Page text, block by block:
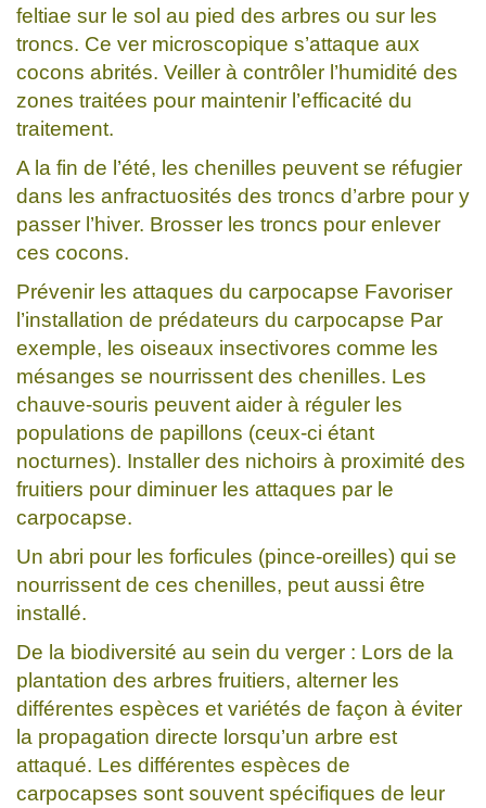
feltiae sur le sol au pied des arbres ou sur les
troncs. Ce ver microscopique s’attaque aux
cocons abrités. Veiller à contrôler l’humidité des
zones traitées pour maintenir l’efficacité du
traitement.
A la fin de l’été, les chenilles peuvent se réfugier
dans les anfractuosités des troncs d’arbre pour y
passer l’hiver. Brosser les troncs pour enlever
ces cocons.
Prévenir les attaques du carpocapse Favoriser
l’installation de prédateurs du carpocapse Par
exemple, les oiseaux insectivores comme les
mésanges se nourrissent des chenilles. Les
chauve-souris peuvent aider à réguler les
populations de papillons (ceux-ci étant
nocturnes). Installer des nichoirs à proximité des
fruitiers pour diminuer les attaques par le
carpocapse.
Un abri pour les forficules (pince-oreilles) qui se
nourrissent de ces chenilles, peut aussi être
installé.
De la biodiversité au sein du verger : Lors de la
plantation des arbres fruitiers, alterner les
différentes espèces et variétés de façon à éviter
la propagation directe lorsqu’un arbre est
attaqué. Les différentes espèces de
carpocapses sont souvent spécifiques de leur